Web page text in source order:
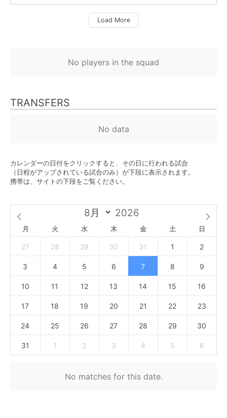
Load More
No players in the squad
TRANSFERS
No data
カレンダーの日付をクリックすると、その日に行われる試合
（日程がアップされている試合のみ）が下段に表示されます。
携帯は、サイトの下段をご覧ください。
月 火 水 木 金 土 日
27 28 29 30 31 1 2
3 4 5 6 7 8 9
10 11 12 13 14 15 16
17 18 19 20 21 22 23
24 25 26 27 28 29 30
31 1 2 3 4 5 6
No matches for this date.